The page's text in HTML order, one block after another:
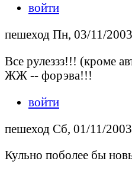
войти
пешеход Пн, 03/11/
Все рулеззз!!! (кроме
ЖЖ -- форэва!!!
войти
пешеход Сб, 01/11/
Кульно поболее бы